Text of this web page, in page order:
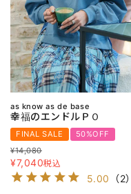
as know as de base
幸福のエンドルＰＯ
FINAL SALE
50%OFF
¥14,080
¥7,040税込
5.00 （2）